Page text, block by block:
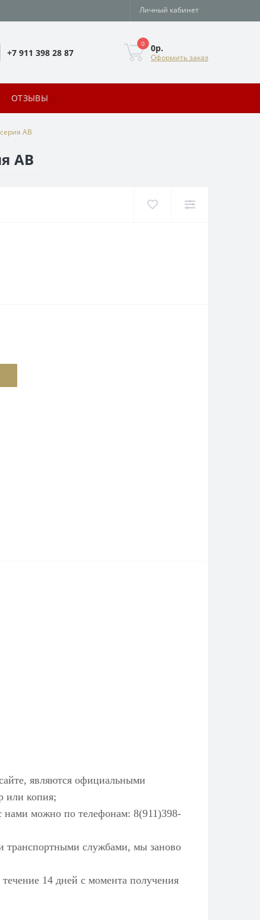
Личный кабинет
+7 911 398 28 87
0 0р.
Оформить заказ
ОТЗЫВЫ
АВ
АВ
являются официальными
или копия;
нами можно по телефонам: 8(911)398-
транспортными службами, мы заново
14 дней с момента получения